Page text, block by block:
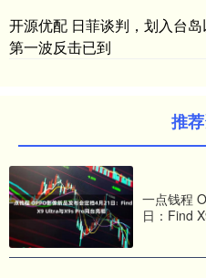
开源优配 日菲谈判，划入台
第一波反击已到
推
一点钱程
日：Find